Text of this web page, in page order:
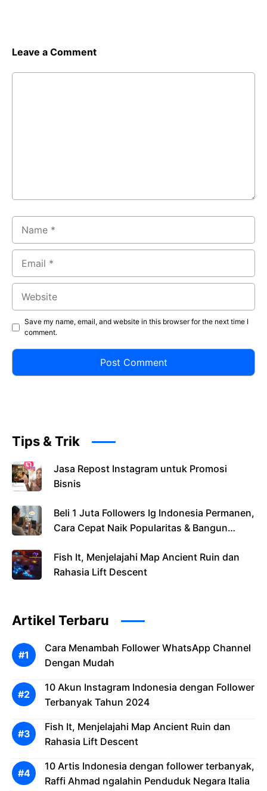
Leave a Comment
Save my name, email, and website in this browser for the next time I
comment.
Tips & Trik
Jasa Repost Instagram untuk Promosi
Bisnis
Beli 1 Juta Followers Ig Indonesia Permanen,
Cara Cepat Naik Popularitas & Bangun
Fish It, Menjelajahi Map Ancient Ruin dan
Rahasia Lift Descent
Artikel Terbaru
Cara Menambah Follower WhatsApp Channel
Dengan Mudah
10 Akun Instagram Indonesia dengan Follower
Terbanyak Tahun 2024
Fish It, Menjelajahi Map Ancient Ruin dan
Rahasia Lift Descent
10 Artis Indonesia dengan follower terbanyak,
Raffi Ahmad ngalahin Penduduk Negara Italia